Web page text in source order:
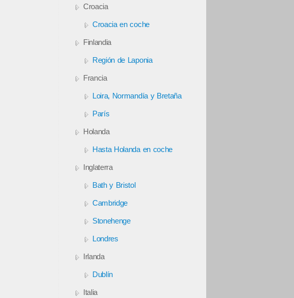
Croacia
Croacia en coche
Finlandia
Región de Laponia
Francia
Loira, Normandía y Bretaña
París
Holanda
Hasta Holanda en coche
Inglaterra
Bath y Bristol
Cambridge
Stonehenge
Londres
Irlanda
Dublín
Italia